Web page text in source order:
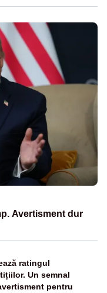
Avertisment dur
ratingul
Un semnal
pentru